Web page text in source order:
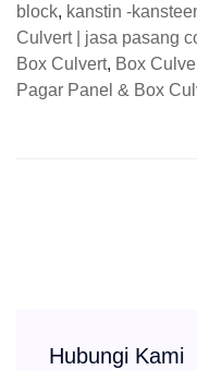
block, kanstin -
Culvert | jasa pasang
Box Culvert, Box
Pagar Panel & Box
Hubungi Kami